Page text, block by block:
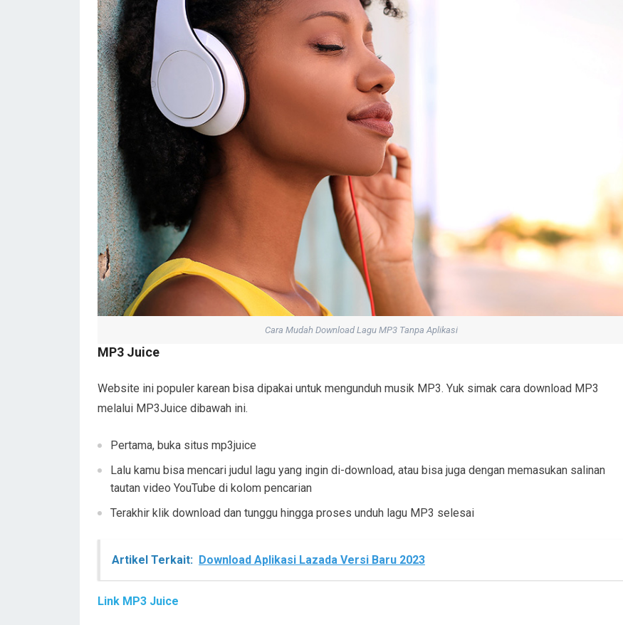
Cara Mudah Download Lagu MP3 Tanpa Aplikasi
MP3 Juice
Website ini populer karean bisa dipakai untuk mengunduh musik MP3. Yuk simak cara download MP3
melalui MP3Juice dibawah ini.
Pertama, buka situs mp3juice
Lalu kamu bisa mencari judul lagu yang ingin di-download, atau bisa juga dengan memasukan salinan
tautan video YouTube di kolom pencarian
Terakhir klik download dan tunggu hingga proses unduh lagu MP3 selesai
Artikel Terkait: Download Aplikasi Lazada Versi Baru 2023
Link MP3 Juice